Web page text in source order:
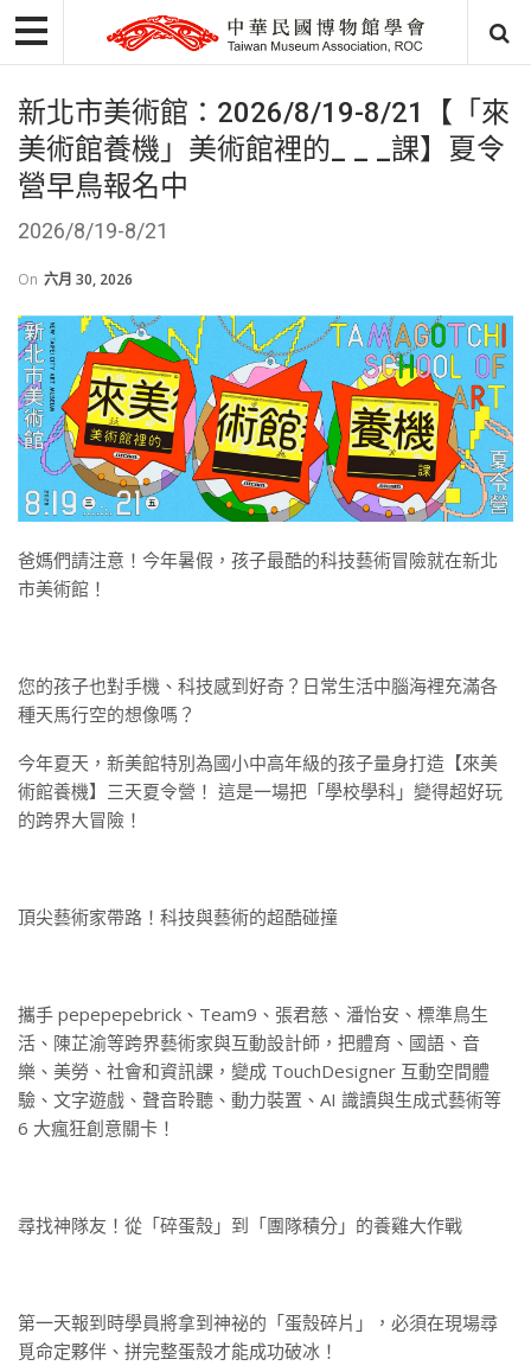
新北市美術館：2026/8/19-8/21【「來
美術館養機」美術館裡的_ _ _課】夏令
營早鳥報名中
2026/8/19-8/21
On 六月 30, 2026
爸媽們請注意！今年暑假，孩子最酷的科技藝術冒險就在新北
市美術館！
您的孩子也對手機、科技感到好奇？日常生活中腦海裡充滿各
種天馬行空的想像嗎？
今年夏天，新美館特別為國小中高年級的孩子量身打造【來美
術館養機】三天夏令營！ 這是一場把「學校學科」變得超好玩
的跨界大冒險！
頂尖藝術家帶路！科技與藝術的超酷碰撞
攜手 pepepepebrick、Team9、張君慈、潘怡安、標準鳥生
活、陳芷渝等跨界藝術家與互動設計師，把體育、國語、音
樂、美勞、社會和資訊課，變成 TouchDesigner 互動空間體
驗、文字遊戲、聲音聆聽、動力裝置、AI 識讀與生成式藝術等
6 大瘋狂創意關卡！
尋找神隊友！從「碎蛋殼」到「團隊積分」的養雞大作戰
第一天報到時學員將拿到神祕的「蛋殼碎片」，必須在現場尋
覓命定夥伴、拼完整蛋殼才能成功破冰！